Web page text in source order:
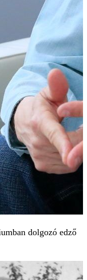
dolgozó edző